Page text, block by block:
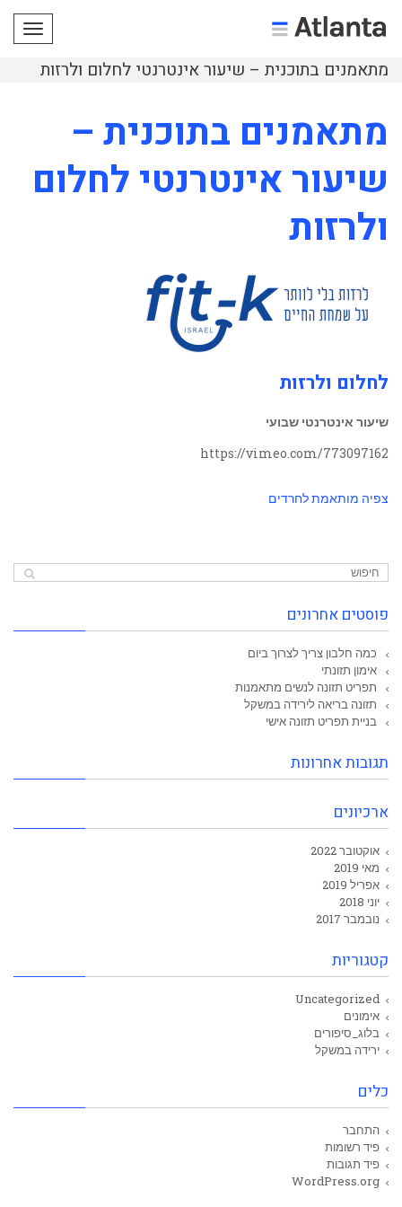
מתאמנים בתוכנית – שיעור אינטרנטי לחלום ולרזות
מתאמנים בתוכנית –
שיעור אינטרנטי לחלום
ולרזות
לחלום ולרזות
שיעור אינטרנטי שבועי
https://vimeo.com/773097162
צפיה מותאמת לחרדים
פוסטים אחרונים
כמה חלבון צריך לצרוך ביום
אימון תזונתי
תפריט תזונה לנשים מתאמנות
תזונה בריאה לירידה במשקל
בניית תפריט תזונה אישי
תגובות אחרונות
ארכיונים
אוקטובר 2022
מאי 2019
אפריל 2019
יוני 2018
נובמבר 2017
קטגוריות
Uncategorized
אימונים
בלוג_סיפורים
ירידה במשקל
כלים
התחבר
פיד רשומות
פיד תגובות
WordPress.org